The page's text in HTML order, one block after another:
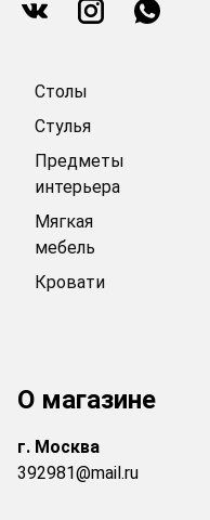
Столы
Стулья
Предметы
интерьера
Мягкая
мебель
Кровати
О магазине
г. Москва
392981@mail.ru